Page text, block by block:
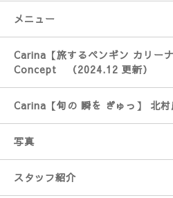
メニュー
Carina【旅するペンギン カリ
Concept （2024.12 更新）
Carina【旬の 瞬を ぎゅっ】 北村
写真
スタッフ紹介